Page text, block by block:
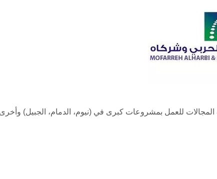
للعمل بمشروعات كبرى في (نيوم، الدمام، الجبيل)